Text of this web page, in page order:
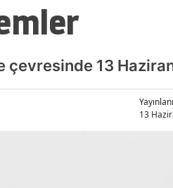
çevresinde 13
13